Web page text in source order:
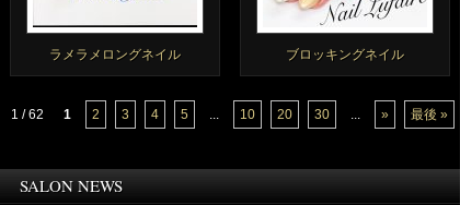
ラメラメロングネイル ブロッキングネイル
1 / 62 1 2 3 4 5 10 20 30 » 最後 »
SALON NEWS